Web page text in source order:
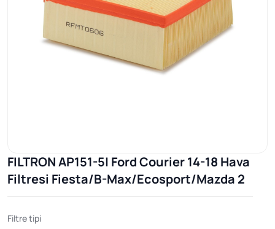
FILTRON AP151-5| Ford Courier 14-18 Hava
Filtresi Fiesta/B-Max/Ecosport/Mazda 2
Filtre tipi